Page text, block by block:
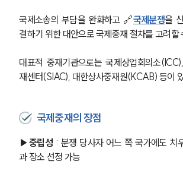
국제소송의 부담을 완화하고 🔗국제분쟁을
결하기 위한 대안으로 국제중재 절차를 고려할
대표적 중재기관으로는 국제상업회의소
재센터(SIAC), 대한상사중재원(KCAB) 등이
국제중재의 장점
▶중립성 : 분쟁 당사자 어느 쪽 국가에도 치
과 장소 선정 가능